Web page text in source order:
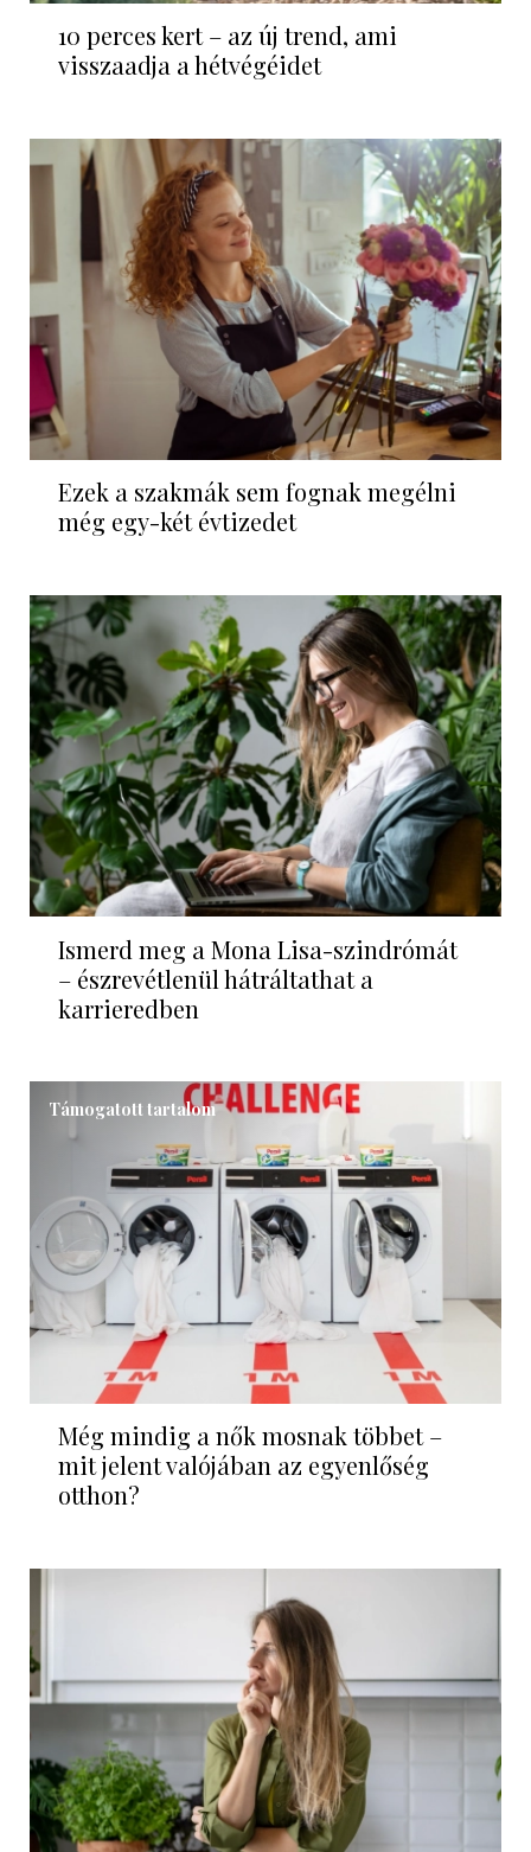
10 perces kert – az új trend, ami
visszaadja a hétvégéidet
Ezek a szakmák sem fognak megélni
még egy-két évtizedet
Ismerd meg a Mona Lisa-szindrómát
– észrevétlenül hátráltathat a
karrieredben
Támogatott tartalom
Még mindig a nők mosnak többet –
mit jelent valójában az egyenlőség
otthon?